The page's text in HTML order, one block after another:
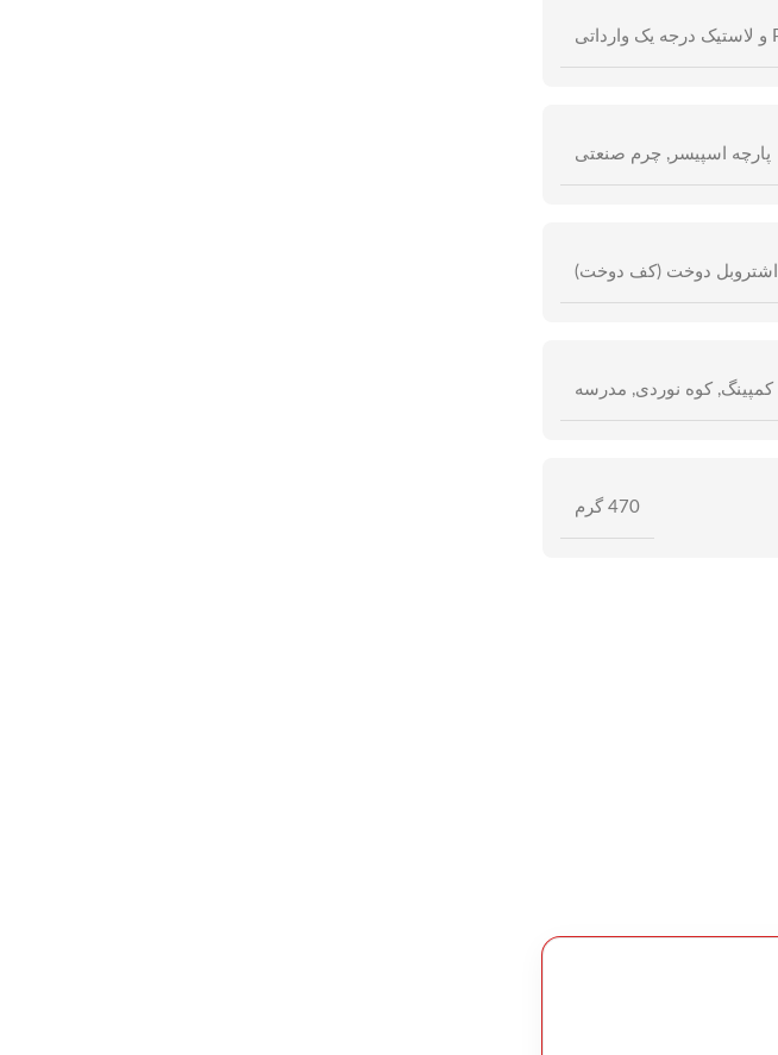
پارچه اسپیسر , چرم صنعتی
اشتروبل دوخت (کف دوخت)
کمپینگ, کوه نوردی, مدرسه
470 گرم